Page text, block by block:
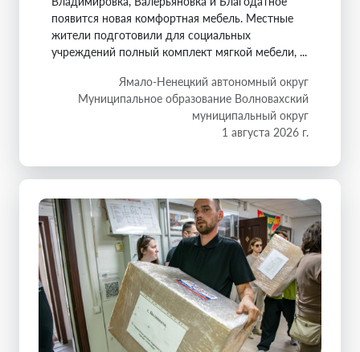
появится новая комфортная мебель. Местные
жители подготовили для социальных
учреждений полный комплект мягкой мебели, ...
Ямало-Ненецкий автономный округ
Муниципальное образование Волновахский
муниципальный округ
1 августа 2026 г.